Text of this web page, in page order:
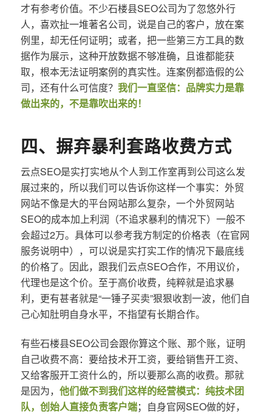
才有参考价值。不少石楼县SEO公司为了忽悠外行
人，喜欢扯一堆著名公司，说是自己的客户，放在案
例里，却无任何证明；或者，把一些第三方工具的数
据作为展示，这种开放数据不够准确，且谁都能获
取，根本无法证明案例的真实性。连案例都造假的公
司，还有什么可信度？ 我们一直坚信：品牌实力是靠
做出来的，不是靠吹出来的！
四、摒弃暴利套路收费方式
云点SEO是实打实地从个人到工作室再到公司这么发
展过来的，所以我们可以告诉你这样一个事实：外贸
网站不像是大的平台网站那么复杂，一个外贸网站
SEO的成本加上利润（不追求暴利的情况下）一般不
会超过2万。具体可以参考我方制定的价格表（在官网
服务说明中），可以说是实打实工作的情况下最底线
的价格了。因此，跟我们云点SEO合作，不用议价，
代理也是这个价。至于高价收费，纯粹就是追求暴
利，更有甚者就是“一锤子买卖”狠狠收割一波，他们自
己心知肚明自身水平，不指望有长期合作。
有些石楼县SEO公司会跟你算这个账、那个账，证明
自己收费不高：要给技术开工资，要给销售开工资、
又给客服开工资什么的，所以要那么高的收费。那就
是因为， 他们做不到我们这样的经营模式：纯技术团
队，创始人直接负责客户端；自身官网SEO做的好，